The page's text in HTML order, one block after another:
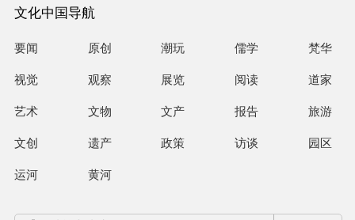
文化中国导航
要闻 原创 潮玩 儒学 梵华
视觉 观察 展览 阅读 道家
艺术 文物 文产 报告 旅游
文创 遗产 政策 访谈 园区
运河 黄河